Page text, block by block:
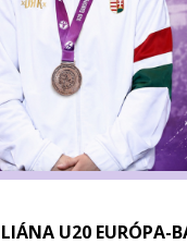
U20 EURÓPA-